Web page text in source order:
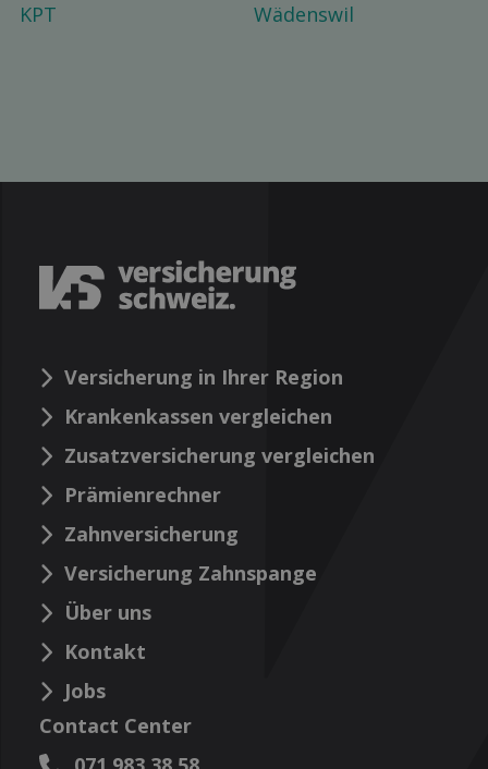
KPT Wädenswil
Versicherung in Ihrer Region
Krankenkassen vergleichen
Zusatzversicherung vergleichen
Prämienrechner
Zahnversicherung
Versicherung Zahnspange
Über uns
Kontakt
Jobs
Contact Center